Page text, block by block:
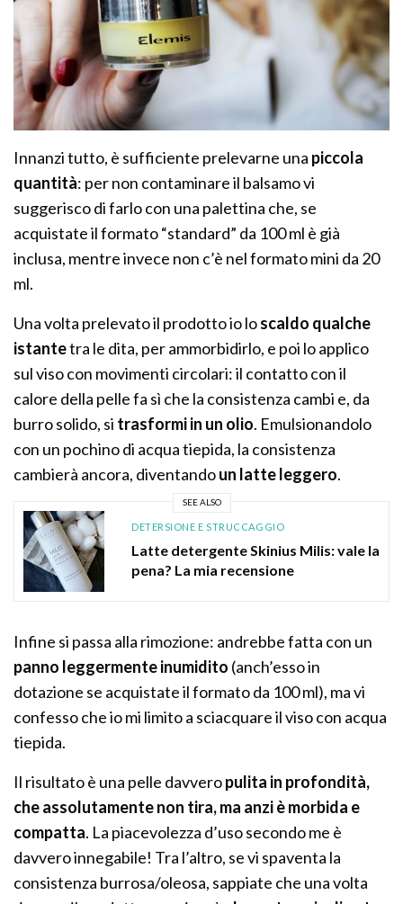
Innanzi tutto, è sufficiente prelevarne una piccola
quantità: per non contaminare il balsamo vi
suggerisco di farlo con una palettina che, se
acquistate il formato “standard” da 100 ml è già
inclusa, mentre invece non c’è nel formato mini da 20
ml.
Una volta prelevato il prodotto io loscaldo qualche
istantetra le dita, per ammorbidirlo, e poi lo applico
sul viso con movimenti circolari: il contatto con il
calore della pelle fa sì che la consistenza cambi e, da
burro solido, si trasformi in un olio. Emulsionandolo
con un pochino di acqua tiepida, la consistenza
cambierà ancora, diventandoun latte leggero.
SEE ALSO
DETERSIONE E STRUCCAGGIO
Latte detergente Skinius Milis: vale la
pena? La mia recensione
Infine si passa alla rimozione: andrebbe fatta con un
panno leggermente inumidito (anch’esso in
dotazione se acquistate il formato da 100 ml), ma vi
confesso che io mi limito a sciacquare il viso con acqua
tiepida.
Il risultato è una pelle davveropulita in profondità,
che assolutamente non tira, ma anzi è morbida e
compatta. La piacevolezza d’uso secondo me è
davvero innegabile! Tra l’altro, se vi spaventa la
consistenza burrosa/oleosa, sappiate che una volta